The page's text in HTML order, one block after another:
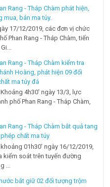
Rang - Tháp Chàm phát hiện,
mua, bán ma túy.
17/12/2019, các đơn vị chức
Phan Rang - Tháp Chàm, tiến
Rang - Tháp Chàm kiểm tra
Hoàng, phát hiện 09 đối
ma túy đá
4h30’ ngày 13/3, lực
phố Phan Rang - Tháp Chàm,
Rang - Tháp Chàm bắt quả tang
chất ma túy
01h30’ ngày 16/12/2019,
kiểm soát trên tuyến đường
...
bắt giữ 02 đối tượng trộm